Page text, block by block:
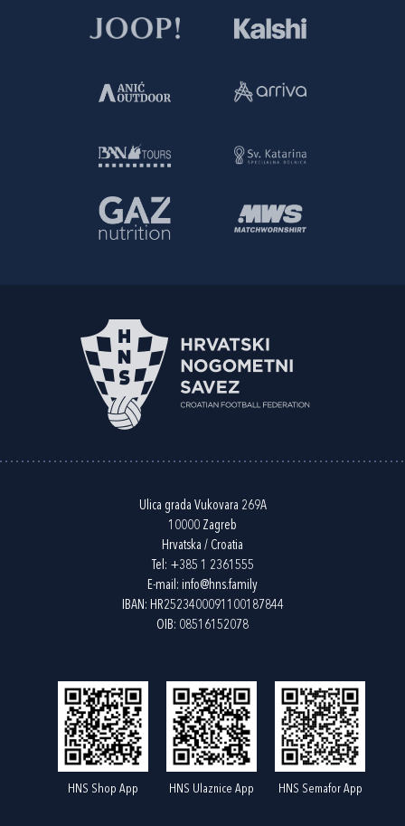
Ulica grada Vukovara 269A
10000 Zagreb
Hrvatska / Croatia
Tel: +385 1 2361555
E-mail: info@hns.family
IBAN: HR2523400091100187844
OIB: 08516152078
HNS Shop App HNS Ulaznice App HNS Semafor App